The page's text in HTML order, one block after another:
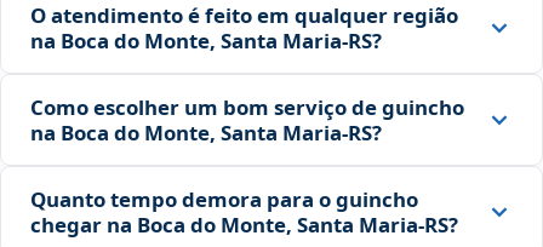
O atendimento é feito em qualquer região
na Boca do Monte, Santa Maria‑RS?
Como escolher um bom serviço de guincho
na Boca do Monte, Santa Maria‑RS?
Quanto tempo demora para o guincho
chegar na Boca do Monte, Santa Maria‑RS?